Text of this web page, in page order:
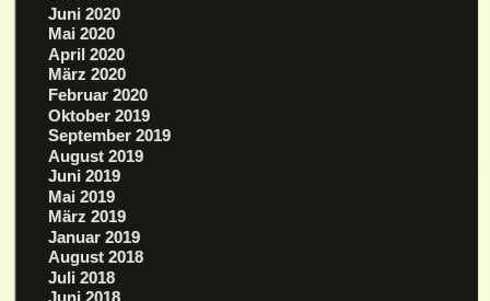
Juni 2020
Mai 2020
April 2020
März 2020
Februar 2020
Oktober 2019
September 2019
August 2019
Juni 2019
Mai 2019
März 2019
Januar 2019
August 2018
Juli 2018